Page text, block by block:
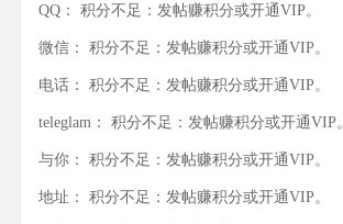
QQ： 积分不足：发帖赚积分或开通VIP。
微信： 积分不足：发帖赚积分或开通VIP。
电话： 积分不足：发帖赚积分或开通VIP。
teleglam： 积分不足：发帖赚积分或开通VIP。
与你： 积分不足：发帖赚积分或开通VIP。
地址： 积分不足：发帖赚积分或开通VIP。